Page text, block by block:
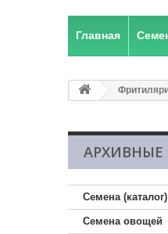
Главная
АРХИВНЫЕ
Семена (каталог)
Семена овощей